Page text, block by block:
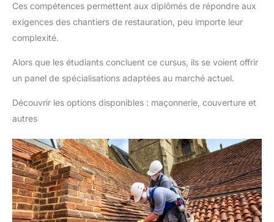
Ces compétences permettent aux diplômés de répondre aux
exigences des chantiers de restauration, peu importe leur
complexité.
Alors que les étudiants concluent ce cursus, ils se voient offrir
un panel de spécialisations adaptées au marché actuel.
Découvrir les options disponibles : maçonnerie, couverture et
autres